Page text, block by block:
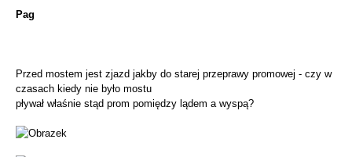
Pag
Przed mostem jest zjazd jakby do starej przeprawy promowej - czy w
czasach kiedy nie było mostu
pływał właśnie stąd prom pomiędzy lądem a wyspą?